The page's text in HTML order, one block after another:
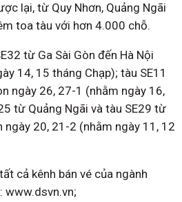
lại, từ Quy Nhơn, Quảng Ngãi
toa tàu với hơn 4.000 chỗ.
từ Ga Sài Gòn đến Hà Nội
14, 15 tháng Chạp); tàu SE11
ngày 26, 27-1 (nhằm ngày 16,
từ Quảng Ngãi và tàu SE29 từ
ngày 20, 21-2 (nhằm ngày 11, 12
cả kênh bán vé của ngành